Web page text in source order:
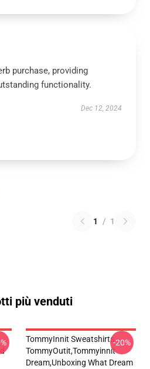
purchase, providing
functionality.
Dec 12, 2024
1 / 1
più venduti
TommyInnit Sweatshirts -
TommyOutit,Tommyinnit
Dream,Unboxing What Dream
-20%